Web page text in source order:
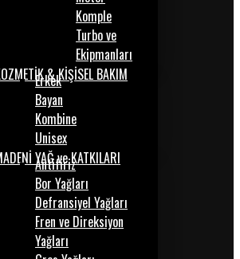
Komple
Turbo ve
Ekipmanları
& KİŞİSEL BAKIM
Erkek
Bayan
Kombine
Unisex
YAĞ ve KATKILARI
Antifiriz
Bor Yağları
Defransiyel Yağları
Fren ve Direksiyon
Yağları